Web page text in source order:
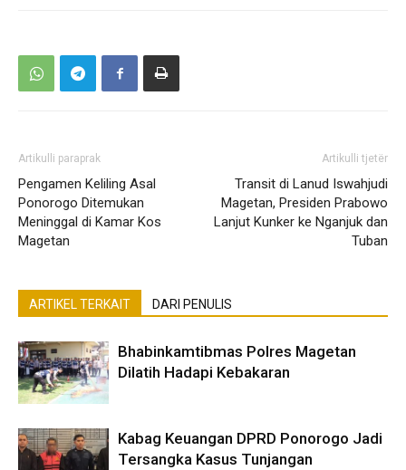
Artikulli paraprak
Pengamen Keliling Asal
Ponorogo Ditemukan
Meninggal di Kamar Kos
Magetan
Artikulli tjetër
Transit di Lanud Iswahjudi
Magetan, Presiden Prabowo
Lanjut Kunker ke Nganjuk dan
Tuban
ARTIKEL TERKAIT DARI PENULIS
Bhabinkamtibmas Polres Magetan
Dilatih Hadapi Kebakaran
Kabag Keuangan DPRD Ponorogo Jadi
Tersangka Kasus Tunjangan